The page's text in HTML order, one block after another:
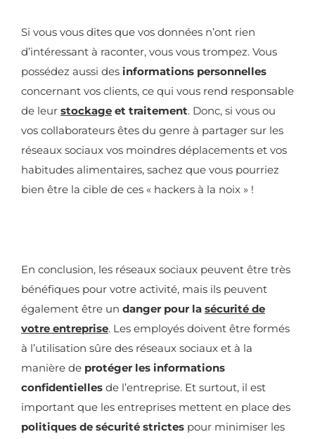
Si vous vous dites que vos données n’ont rien
d’intéressant à raconter, vous vous trompez. Vous
possédez aussi des informations personnelles
concernant vos clients, ce qui vous rend responsable
de leur stockage et traitement. Donc, si vous ou
vos collaborateurs êtes du genre à partager sur les
réseaux sociaux vos moindres déplacements et vos
habitudes alimentaires, sachez que vous pourriez
bien être la cible de ces « hackers à la noix » !
En conclusion, les réseaux sociaux peuvent être très
bénéfiques pour votre activité, mais ils peuvent
également être un danger pour la sécurité de
votre entreprise. Les employés doivent être formés
à l’utilisation sûre des réseaux sociaux et à la
manière de protéger les informations
confidentielles de l’entreprise. Et surtout, il est
important que les entreprises mettent en place des
politiques de sécurité strictes pour minimiser les